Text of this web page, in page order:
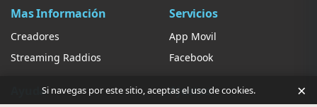
Mas Información
Creadores
Streaming Raddios
Servicios
App Movil
Facebook
Ayuda Ajustes
Si navegas por este sitio, aceptas el uso de cookies. ×